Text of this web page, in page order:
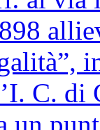
C. di
un